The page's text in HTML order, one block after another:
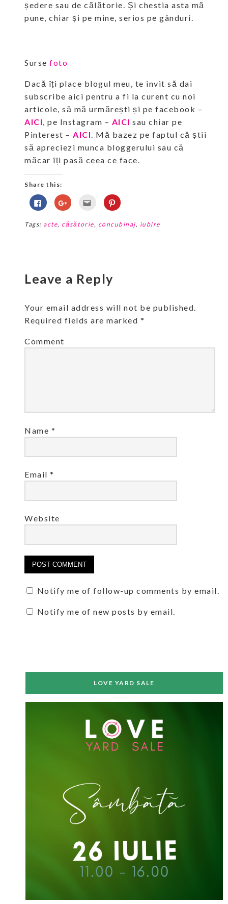
ședere sau de călătorie. Și chestia asta mă
pune, chiar și pe mine, serios pe gânduri.
Sursefoto
Dacă îți place blogul meu, te invit să dai
subscribe aici pentru a fi la curent cu noi
articole, să mă urmărești și pe facebook –
AICI, pe Instagram – AICI sau chiar pe
Pinterest –AICI. Mă bazez pe faptul că știi
să apreciezi munca bloggerului sau că
măcar îți pasă ceea ce face.
Share this:
Click
to
share
Facebook
Click
to
Google+
Click
email
to
Click
to
Pinterest
Tags: acte, căsătorie, concubinaj, iubire
Leave a Reply
Your email address will not be published.
Required fields are marked *
Comment
Name *
Email*
Website
Notify me of follow-up comments by email.
Notify me of new posts by email.
LOVE YARD SALE